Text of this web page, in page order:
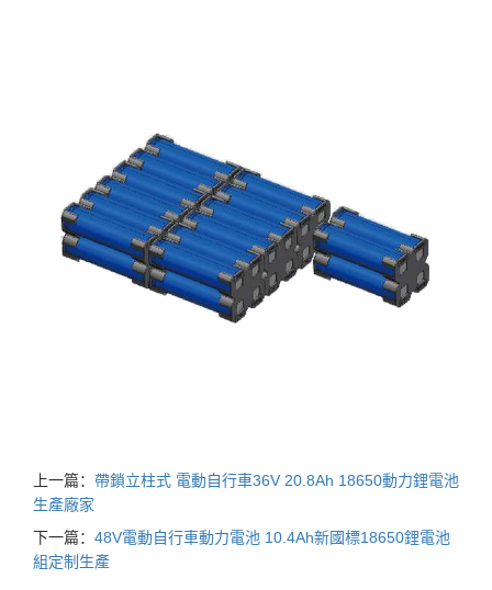
上一篇： 帶鎖立柱式 電動自行車36V 20.8Ah 18650動力鋰電池
生產廠家
下一篇： 48V電動自行車動力電池 10.4Ah新國標18650鋰電池
組定制生產